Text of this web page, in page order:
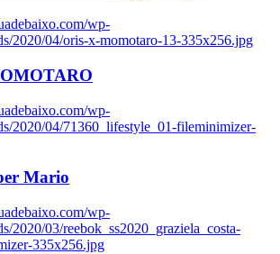
wp-
2020/04/oris-x-momotaro-13-335x256.jpg
wp-
2020/04/71360_lifestyle_01-fileminimizer-
Mario
wp-
2020/03/reebok_ss2020_graziela_costa-
335x256.jpg